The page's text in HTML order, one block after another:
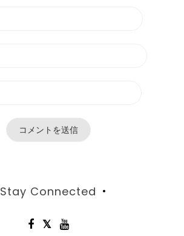
Stay Connected